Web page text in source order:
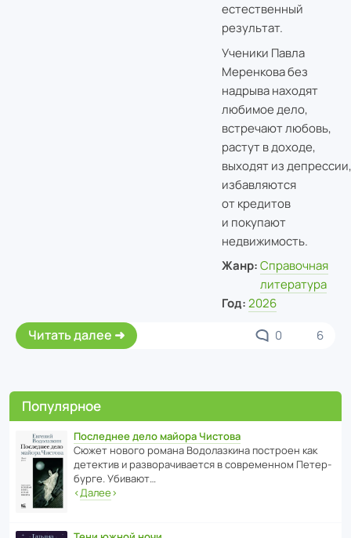
естественный
результат.
Ученики Павла
Меренкова без
надрыва находят
любимое дело,
встречают любовь,
растут в доходе,
выходят из депрессии,
избавляются
от кредитов
и покупают
недвижимость.
Жанр: Справочная
литература
Год: 2026
Читать далее 0 6
Популярное
Последнее дело майора Чистова
Сюжет нового романа Водо­ла­з­кина пост­роен как
дете­ктив и разво­ра­чи­ва­ется в совре­менном Пете­р­
бурге. Убивают…
‹Далее›